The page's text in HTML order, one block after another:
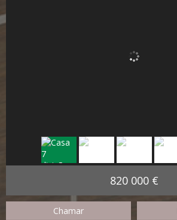
820 000 €
Chamar